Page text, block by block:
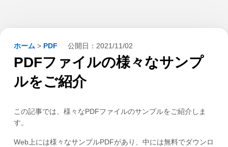
ホーム > PDF 公開日： 2021/11/02
PDFファイルの様々なサンプ
ルをご紹介
この記事では、様々なPDFファイルのサンプルをご紹介しま
す。
Web上には様々なサンプルPDFがあり、中には無料でダウンロ